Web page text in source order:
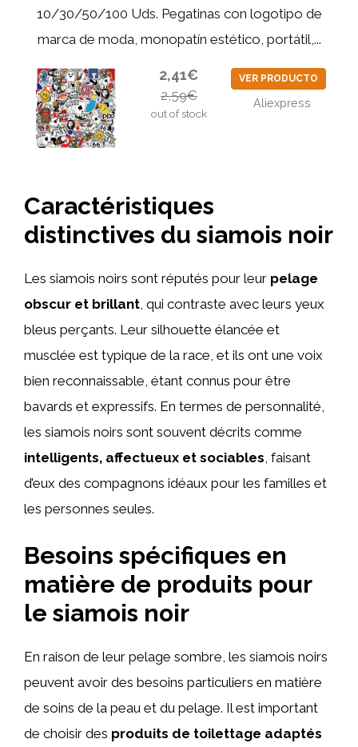
10/30/50/100 Uds. Pegatinas con logotipo de
marca de moda, monopatín estético, portátil,...
2,41€
2,59€
out of stock
VER PRODUCTO
Aliexpress
Caractéristiques
distinctives du siamois noir
Les siamois noirs sont réputés pour leur pelage
obscur et brillant , qui contraste avec leurs yeux
bleus perçants. Leur silhouette élancée et
musclée est typique de la race, et ils ont une voix
bien reconnaissable, étant connus pour être
bavards et expressifs. En termes de personnalité,
les siamois noirs sont souvent décrits comme
intelligents, affectueux et sociables , faisant
d’eux des compagnons idéaux pour les familles et
les personnes seules.
Besoins spécifiques en
matière de produits pour
le siamois noir
En raison de leur pelage sombre, les siamois noirs
peuvent avoir des besoins particuliers en matière
de soins de la peau et du pelage. Il est important
de choisir des produits de toilettage adaptés